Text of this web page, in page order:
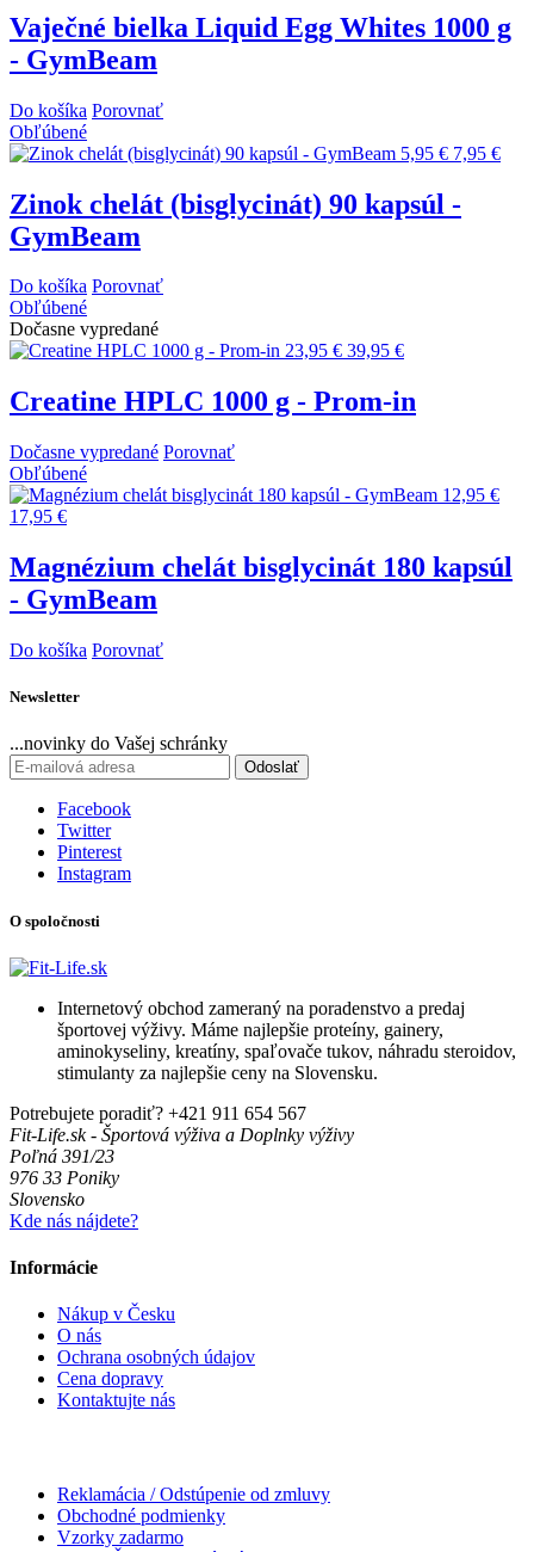
Vaječné bielka Liquid Egg Whites 1000 g
- GymBeam
Do košíka Porovnať
Obľúbené
5,95 € 7,95 €
Zinok chelát (bisglycinát) 90 kapsúl -
GymBeam
Do košíka Porovnať
Obľúbené
Dočasne vypredané
23,95 € 39,95 €
Creatine HPLC 1000 g - Prom-in
Dočasne vypredané Porovnať
Obľúbené
12,95 €
17,95 €
Magnézium chelát bisglycinát 180 kapsúl
- GymBeam
Do košíka Porovnať
Newsletter
...novinky do Vašej schránky
Odoslať
Facebook
Twitter
Pinterest
Instagram
O spoločnosti
Internetový obchod zameraný na poradenstvo a predaj
športovej výživy. Máme najlepšie proteíny, gainery,
aminokyseliny, kreatíny, spaľovače tukov, náhradu steroidov,
stimulanty za najlepšie ceny na Slovensku.
Potrebujete poradiť? +421 911 654 567
Fit-Life.sk - Športová výživa a Doplnky výživy
Poľná 391/23
976 33 Poniky
Slovensko
Kde nás nájdete?
Informácie
Nákup v Česku
O nás
Ochrana osobných údajov
Cena dopravy
Kontaktujte nás
Reklamácia / Odstúpenie od zmluvy
Obchodné podmienky
Vzorky zadarmo